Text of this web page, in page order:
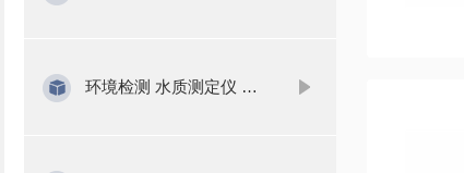
环境检测 水质测定仪 气体分析